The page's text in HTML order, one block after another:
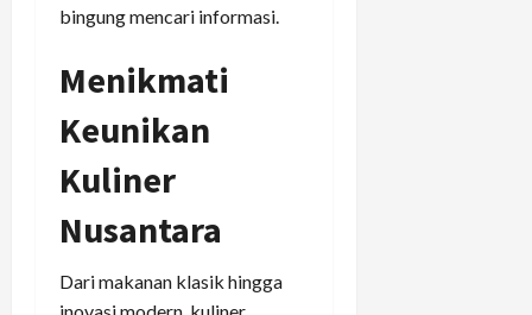
bingung mencari informasi.
Menikmati
Keunikan
Kuliner
Nusantara
Dari makanan klasik hingga